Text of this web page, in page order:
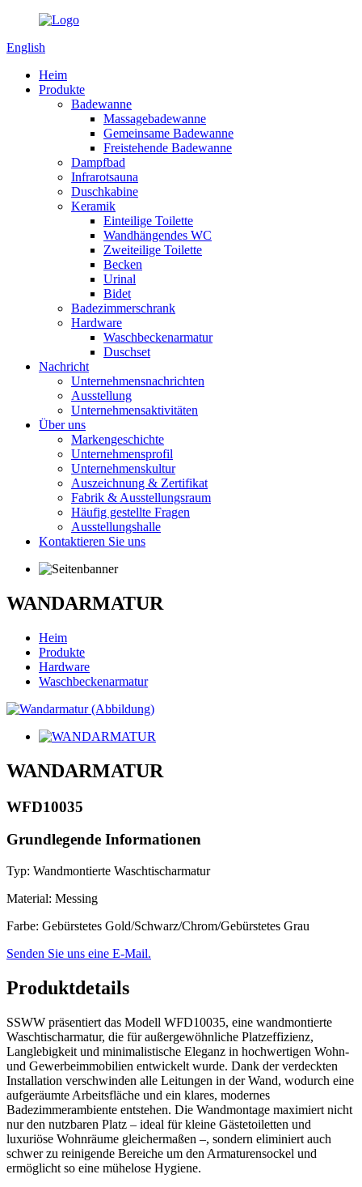
English
Heim
Produkte
Badewanne
Massagebadewanne
Gemeinsame Badewanne
Freistehende Badewanne
Dampfbad
Infrarotsauna
Duschkabine
Keramik
Einteilige Toilette
Wandhängendes WC
Zweiteilige Toilette
Becken
Urinal
Bidet
Badezimmerschrank
Hardware
Waschbeckenarmatur
Duschset
Nachricht
Unternehmensnachrichten
Ausstellung
Unternehmensaktivitäten
Über uns
Markengeschichte
Unternehmensprofil
Unternehmenskultur
Auszeichnung & Zertifikat
Fabrik & Ausstellungsraum
Häufig gestellte Fragen
Ausstellungshalle
Kontaktieren Sie uns
WANDARMATUR
Heim
Produkte
Hardware
Waschbeckenarmatur
WANDARMATUR
WFD10035
Grundlegende Informationen
Typ: Wandmontierte Waschtischarmatur
Material: Messing
Farbe: Gebürstetes Gold/Schwarz/Chrom/Gebürstetes Grau
Senden Sie uns eine E-Mail.
Produktdetails
SSWW präsentiert das Modell WFD10035, eine wandmontierte
Waschtischarmatur, die für außergewöhnliche Platzeffizienz,
Langlebigkeit und minimalistische Eleganz in hochwertigen Wohn-
und Gewerbeimmobilien entwickelt wurde. Dank der verdeckten
Installation verschwinden alle Leitungen in der Wand, wodurch eine
aufgeräumte Arbeitsfläche und ein klares, modernes
Badezimmerambiente entstehen. Die Wandmontage maximiert nicht
nur den nutzbaren Platz – ideal für kleine Gästetoiletten und
luxuriöse Wohnräume gleichermaßen –, sondern eliminiert auch
schwer zu reinigende Bereiche um den Armaturensockel und
ermöglicht so eine mühelose Hygiene.